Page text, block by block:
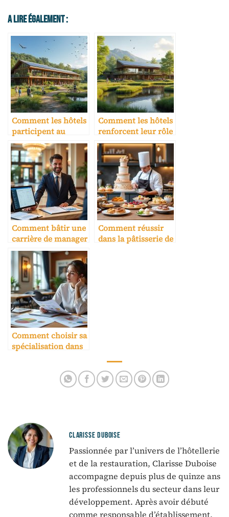
A Lire Également :
Comment les hôtels
participent au
développement du
tourisme durable
Comment les hôtels
renforcent leur rôle
dans l’écotourisme
Comment bâtir une
carrière de manager
hôtelier
Comment réussir
dans la pâtisserie de
Comment choisir sa
spécialisation dans
CLARISSE DUBOISE
Passionnée par l’univers de l’hôtellerie
et de la restauration, Clarisse Duboise
accompagne depuis plus de quinze ans
les professionnels du secteur dans leur
développement. Après avoir débuté
comme responsable d’établissement,